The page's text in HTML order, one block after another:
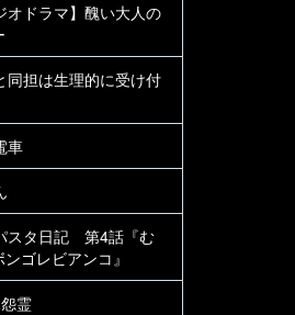
ドラマ】醜い大人の
担は生理的に受け付
車
スタ日記 第4話『む
ゴレビアンコ』
霊